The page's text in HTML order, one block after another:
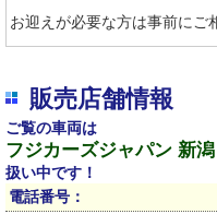
お迎えが必要な方は事前にご
販売店舗情報
ご覧の車両は
フジカーズジャパン 新
扱い中です！
電話番号：